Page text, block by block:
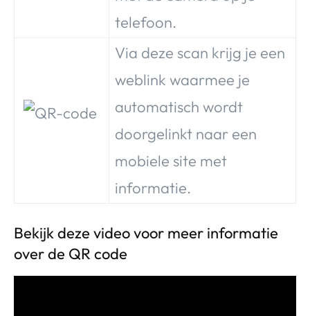
telefoon.
Via deze scan krijg je een
weblink waarmee je
automatisch wordt
doorgelinkt naar een
mobiele site met
informatie.
Bekijk deze video voor meer informatie
over de QR code